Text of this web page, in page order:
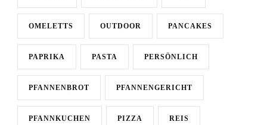
OMELETTS OUTDOOR PANCAKES
PAPRIKA PASTA PERSÖNLICH
PFANNENBROT PFANNENGERICHT
PFANNKUCHEN PIZZA REIS